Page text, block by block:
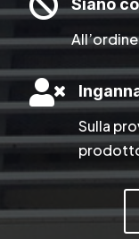
Siano

Sulla